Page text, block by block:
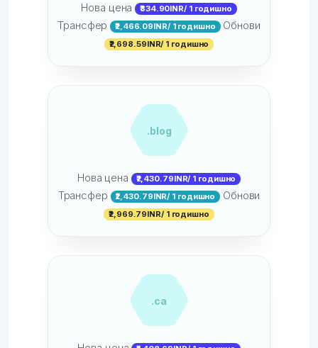
Нова цена ₹834.90INR/ 1 годишно
Трансфер ₹2,466.09INR/ 1 годишно Обнови
₹2,698.59INR/ 1 годишно
.blog
Нова цена ₹2,430.79INR/ 1 годишно
Трансфер ₹2,430.79INR/ 1 годишно Обнови
₹2,969.79INR/ 1 годишно
.ca